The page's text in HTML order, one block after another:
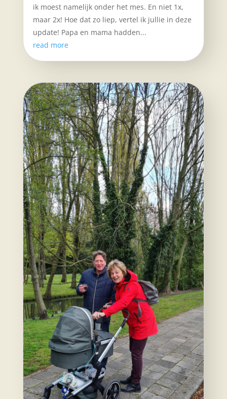
ik moest namelijk onder het mes. En niet 1x,
maar 2x! Hoe dat zo liep, vertel ik jullie in deze
update! Papa en mama hadden...
read more